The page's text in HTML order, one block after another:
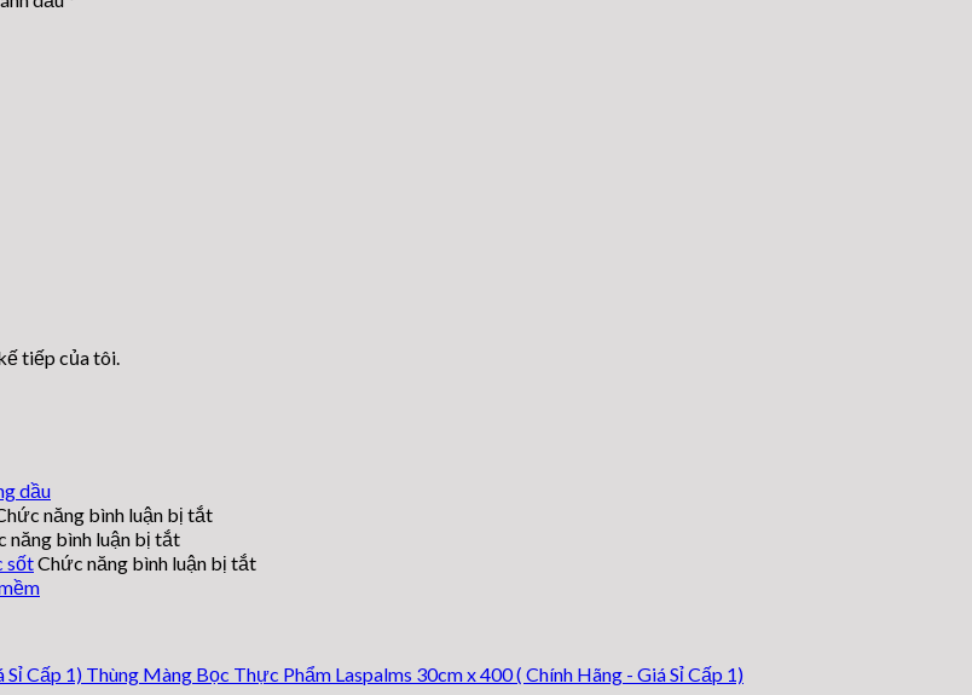
tiếp của tôi.
dầu
năng bình luận bị tắtở
làm
bạc
năng bình luận bị tắtở
Cách
giấy
sốtChức năng bình luận bị tắtở
bạc
Thùng Màng Bọc Thực Phẩm Laspalms 30cm x 400 ( Chính Hãng - Giá Sỉ Cấp 1)